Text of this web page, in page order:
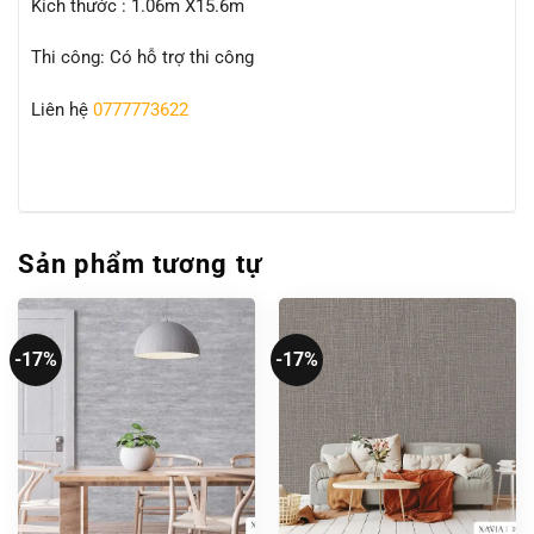
Kích thước : 1.06m X15.6m
Thi công: Có hỗ trợ thi công
Liên hệ 0777773622
Sản phẩm tương tự
-17% -17%